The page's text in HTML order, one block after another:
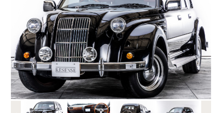
← →